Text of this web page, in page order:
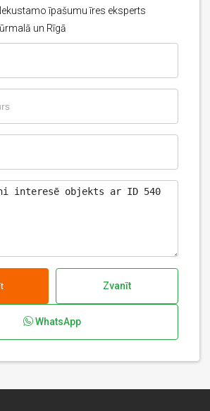
īpašumu īres eksperts
un Rīgā
Zvanīt
WhatsApp